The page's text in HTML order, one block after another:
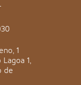
1
1,
de